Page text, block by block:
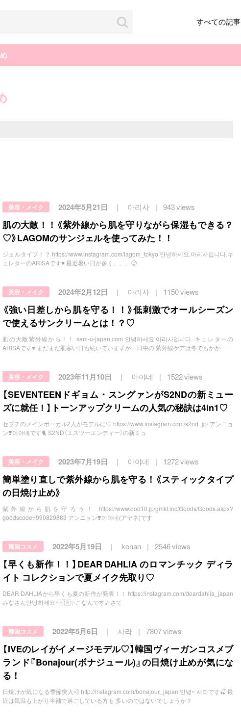
すべての記事
美容・メイク 2024年5月21日 아리사 943 views
肌の大敵！！《紫外線から肌を守りながら保湿もできる？
♡》LAGOMのサンジェルを使ってみた！！
ジェルタイプ！？ https://www.instagram.com/lagom_tokyo 안녕하세요.아리사입니다.キ
ュレターのARISAです♥️ 最近暑い日が多く、、、🥵
美容・メイク 2024年2月12日 아리사 1150 views
《強い日差しから肌を守る！！》低刺激でオールシーズン
で使えるサンクリームとは！？♡
肌の大敵紫外線から！！ sam-u-japan.com 안녕하세요.아리사입니다. キュレターの
ARISAです♥️ まだまだ肌寒い日も続いていますが、日中の 紫外線ケアは冬でもかか･･･
美容・メイク 2023年11月10日 아야네 1522 views
【SEVENTEENドギョム・スングァンがS2NDの新ミュー
ズに就任！】トーンアップクリームの人気の秘訣は4in1♡
セブチのメインボーカル2人がモデルに♡ https://www.instagram.com/s2nd_jp/ アンニョ
ン❣️아야네です🐈 S2ND（エスツーエンディー）の新ミュ
美容・メイク 2023年7月19日 아야네 1272 views
簡単塗り直しで紫外線から肌を守る！《スティックタイプ
の日焼け止め》
紫外線から肌を守ろう！ https://www.qoo10.jp/gmkt.inc/Goods/Goods.aspx?
goodscode=990829883 アンニョン❣️아야네(アヤネ)です
韓国コスメ 2022年5月19日 konan 2546 views
【早くも新作！！】DEAR DAHLIA のロマンチック ディラ
イト コレクションで夏メイク先取り♡
DEAR DAHLIAから早くも夏の新作が発表！！ https://instagram.com/deardahlia_japan
みなさん안녕하세요~🇰🇷✨こなんです♪ さて
韓国コスメ 2022年5月6日 사라 7807 views
【IVEのレイがイメージモデル♡】韓国ヴィーガンコスメブ
ランド『Bonajour(ボナジュール)』の日焼け止めが気にな
る！
日焼けが気になる季節突入💨 http://instagram.com/bonajour_japan 안녕~ 사라です🍒 最
近は気温も上がり半袖で過ごしている方も 多いのではないでしょうか？